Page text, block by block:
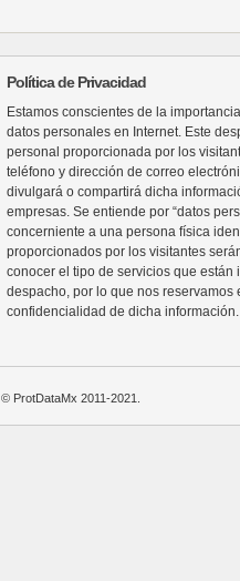
Política de Privacidad
Estamos conscientes de la
datos personales en Internet. Este
personal proporcionada por los
teléfono y dirección de correo
divulgará o compartirá dicha
empresas. Se entiende por “datos
concerniente a una persona física
proporcionados por los visitantes
conocer el tipo de servicios que están
despacho, por lo que nos
confidencialidad de dicha información.
© ProtDataMx 2011-2021.